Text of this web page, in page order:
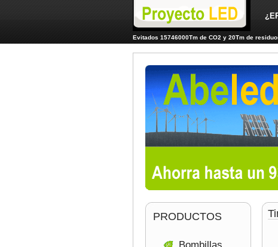
Evitados 15746000Tm de CO2 y 20Tm de
PRODUCTOS